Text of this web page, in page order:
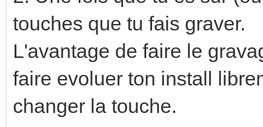
touches que tu fais graver.
L'avantage de faire le
faire evoluer ton install
changer la touche.